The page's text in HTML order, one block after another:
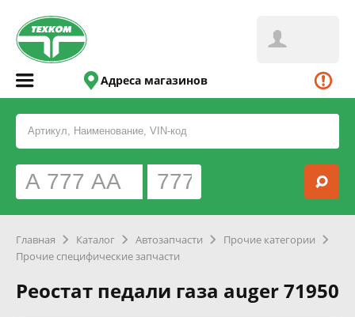
Адреса магазинов
Главная Каталог Автозапчасти
Прочие категории
Прочие специфические запчасти
Реостат педали газа auger 71950